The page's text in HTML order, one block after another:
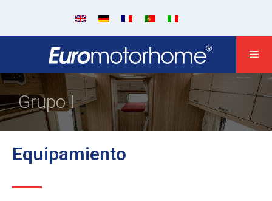
Grupo I
Equipamiento